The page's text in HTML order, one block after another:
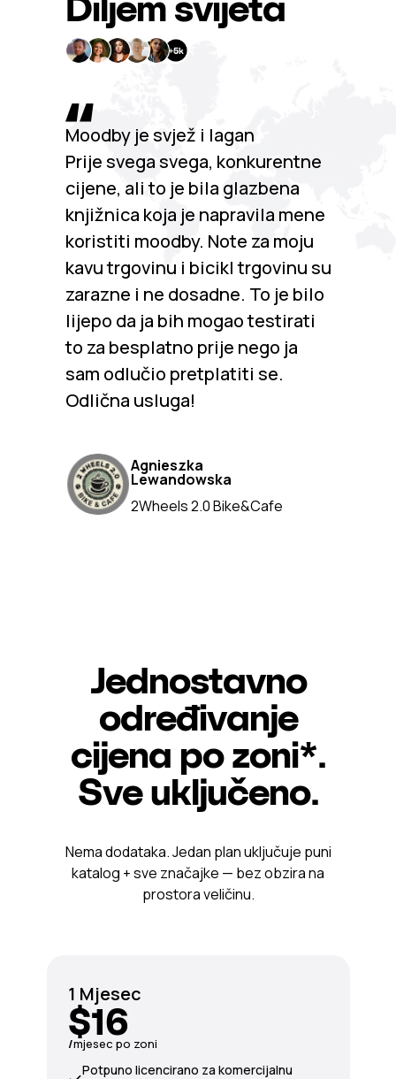
Moodby je svjež i lagan
Prije svega svega, konkurentne
cijene, ali to je bila glazbena
knjižnica koja je napravila mene
koristiti moodby. Note za moju
kavu trgovinu i bicikl trgovinu su
zarazne i ne dosadne. To je bilo
lijepo da ja bih mogao testirati
to za besplatno prije nego ja
sam odlučio pretplatiti se.
Odlična usluga!
Agnieszka
Lewandowska
2Wheels 2.0 Bike&Cafe
Jednostavno
određivanje
cijena po zoni*.
Sve uključeno.
1 Mjesec
$16
/mjesec po zoni
Potpuno licencirano za komercijalnu
Nema dodataka. Jedan plan uključuje puni
katalog + sve značajke — bez obzira na
prostora veličinu.